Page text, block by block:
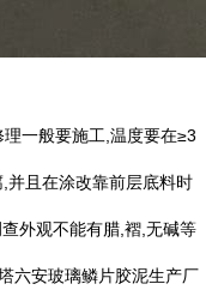
一般要施工 温度要在≥3
并且在涂改靠前层底料时
外观不能有腊 褶 无碱等
六安玻璃鳞片胶泥生产厂